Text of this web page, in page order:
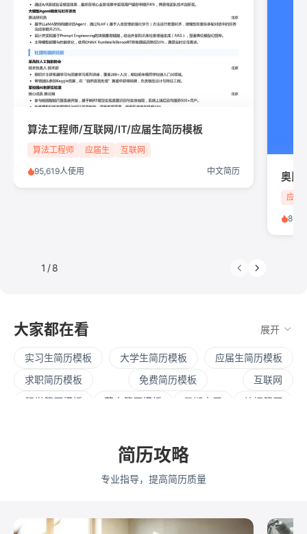
算法工程师/互联网/IT/应届生简历模板
算法工程师 应届生 互联网
95,619人使用 中文简历 奥比
应届
1 /8
大家都在看 展开
实习生简历模板 大学生简历模板
应届生简历模板
求职简历模板
免费简历模板
互联网
留学简历模板
英文简历模板 暑期实习
校招简历
考研复试 简历范文
运营简历模板
简历攻略
专业指导，提高简历质量